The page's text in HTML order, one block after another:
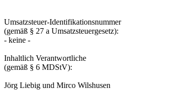
Umsatzsteuer-Identifikationsnummer
(gemäß § 27 a Umsatzsteuergesetz):
- keine -
Inhaltlich Verantwortliche
(gemäß § 6 MDStV):
Jörg Liebig und Mirco Wilshusen